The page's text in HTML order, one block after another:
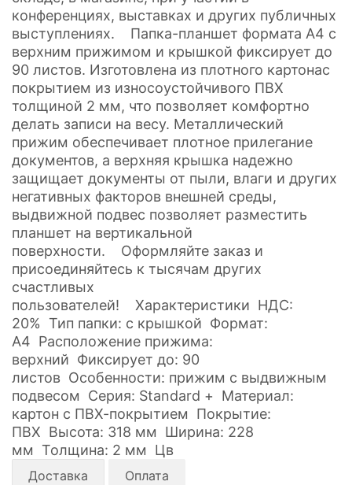
конференциях, выставках и других публичных
выступлениях. Папка-планшет формата А4 с
верхним прижимом и крышкой фиксирует до
90 листов. Изготовлена из плотного картонас
покрытием из износоустойчивого ПВХ
толщиной 2 мм, что позволяет комфортно
делать записи на весу. Металлический
прижим обеспечивает плотное прилегание
документов, а верхняя крышка надежно
защищает документы от пыли, влаги и других
негативных факторов внешней среды,
выдвижной подвес позволяет разместить
планшет на вертикальной
поверхности. Оформляйте заказ и
присоединяйтесь к тысячам других
счастливых
пользователей! Характеристики НДС:
20% Тип папки: с крышкой Формат:
А4 Расположение прижима:
верхний Фиксирует до: 90
листов Особенности: прижим с выдвижным
подвесом Серия: Standard + Материал:
картон с ПВХ-покрытием Покрытие:
ПВХ Высота: 318 мм Ширина: 228
мм Толщина: 2 мм Цв
Доставка Оплата